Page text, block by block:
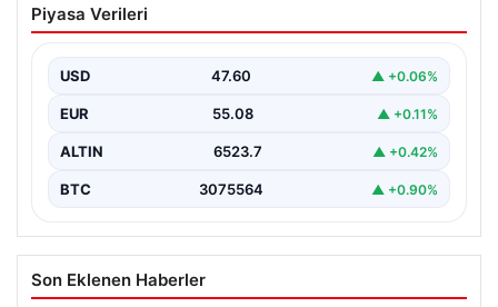
sıçramadan kontrol altına alındı
arasında bulunan otlaklık bölgede henüz
belirlenemeyen bir nedenle…
Piyasa Verileri
USD 47.60 ▲ +0.06%
EUR 55.08 ▲ +0.11%
ALTIN 6523.7 ▲ +0.42%
BTC 3075564 ▲ +0.90%
Son Eklenen Haberler